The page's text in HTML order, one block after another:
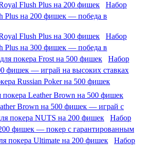
Набор
Plus на 200 фишек — победа в
Набор
Plus на 300 фишек — победа в
Набор
фишек — играй на высоких ставках
Russian Poker на 500 фишек
Brown на 500 фишек — играй с
Набор
фишек — покер с гарантированным
Набор